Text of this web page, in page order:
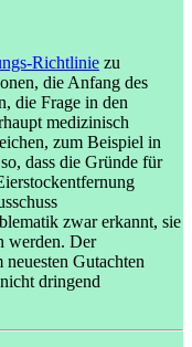
Richtlinie zu
die Anfang des
die Frage in den
medizinisch
zum Beispiel in
dass die Gründe für
zwar erkannt, sie
werden. Der
Gutachten
dringend